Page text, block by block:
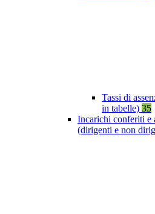
Tassi di
in tabelle) 35
Incarichi conferiti e
(dirigenti e non